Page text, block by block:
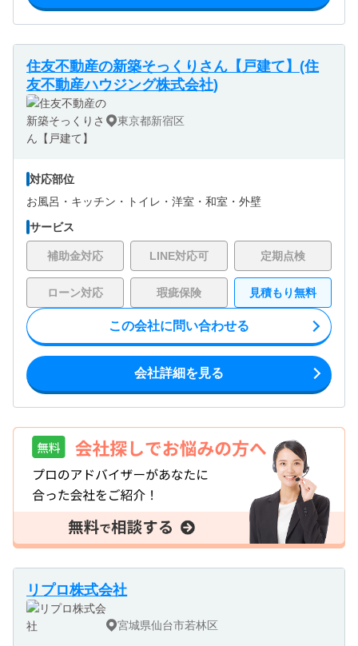
住友不動産の新築そっくりさん【戸建て】(住
友不動産ハウジング株式会社)
東京都新宿区
対応部位
お風呂・ キッチン・ トイレ・ 洋室・ 和室・ 外壁
サービス
補助金対応 LINE対応可 定期点検
ローン対応 瑕疵保険 見積もり無料
この会社に問い合わせる
会社詳細を見る
リプロ株式会社
宮城県仙台市若林区